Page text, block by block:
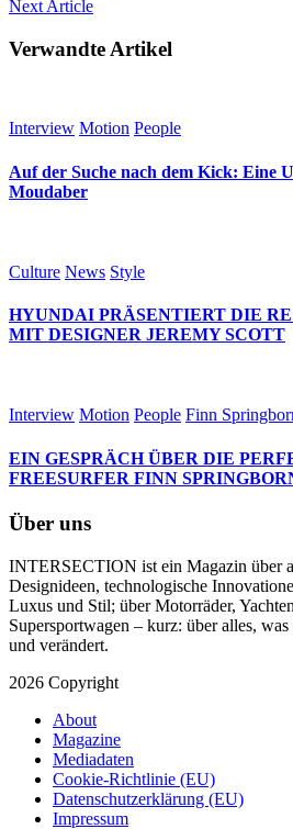
Next Article
Verwandte Artikel
Interview Motion People
Auf der Suche nach dem Kick: Eine
Moudaber
Culture News Style
HYUNDAI PRÄSENTIERT DIE
MIT DESIGNER JEREMY SCOTT
Interview Motion People Finn
EIN GESPRÄCH ÜBER DIE
FREESURFER FINN
Über uns
INTERSECTION ist ein Magazin über
Designideen, technologische
Luxus und Stil; über Motorräder,
Supersportwagen – kurz: über alles,
und verändert.
2026 Copyright
About
Magazine
Mediadaten
Cookie-Richtlinie (EU)
Datenschutzerklärung (EU)
Impressum